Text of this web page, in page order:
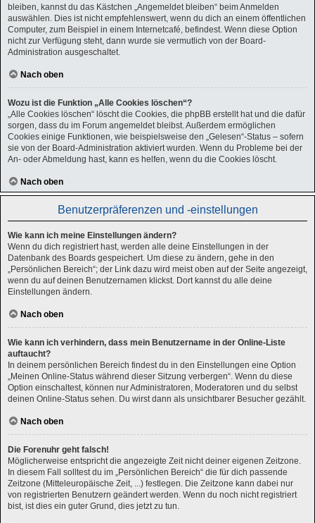
bleiben, kannst du das Kästchen „Angemeldet bleiben“ beim Anmelden
auswählen. Dies ist nicht empfehlenswert, wenn du dich an einem öffentlichen
Computer, zum Beispiel in einem Internetcafé, befindest. Wenn diese Option
nicht zur Verfügung steht, dann wurde sie vermutlich von der Board-
Administration ausgeschaltet.
Nach oben
Wozu ist die Funktion „Alle Cookies löschen“?
„Alle Cookies löschen“ löscht die Cookies, die phpBB erstellt hat und die dafür
sorgen, dass du im Forum angemeldet bleibst. Außerdem ermöglichen
Cookies einige Funktionen, wie beispielsweise den „Gelesen“-Status – sofern
sie von der Board-Administration aktiviert wurden. Wenn du Probleme bei der
An- oder Abmeldung hast, kann es helfen, wenn du die Cookies löscht.
Nach oben
Benutzerpräferenzen und -einstellungen
Wie kann ich meine Einstellungen ändern?
Wenn du dich registriert hast, werden alle deine Einstellungen in der
Datenbank des Boards gespeichert. Um diese zu ändern, gehe in den
„Persönlichen Bereich“; der Link dazu wird meist oben auf der Seite angezeigt,
wenn du auf deinen Benutzernamen klickst. Dort kannst du alle deine
Einstellungen ändern.
Nach oben
Wie kann ich verhindern, dass mein Benutzername in der Online-Liste
auftaucht?
In deinem persönlichen Bereich findest du in den Einstellungen eine Option
„Meinen Online-Status während dieser Sitzung verbergen“. Wenn du diese
Option einschaltest, können nur Administratoren, Moderatoren und du selbst
deinen Online-Status sehen. Du wirst dann als unsichtbarer Besucher gezählt.
Nach oben
Die Forenuhr geht falsch!
Möglicherweise entspricht die angezeigte Zeit nicht deiner eigenen Zeitzone.
In diesem Fall solltest du im „Persönlichen Bereich“ die für dich passende
Zeitzone (Mitteleuropäische Zeit, ...) festlegen. Die Zeitzone kann dabei nur
von registrierten Benutzern geändert werden. Wenn du noch nicht registriert
bist, ist dies ein guter Grund, dies jetzt zu tun.